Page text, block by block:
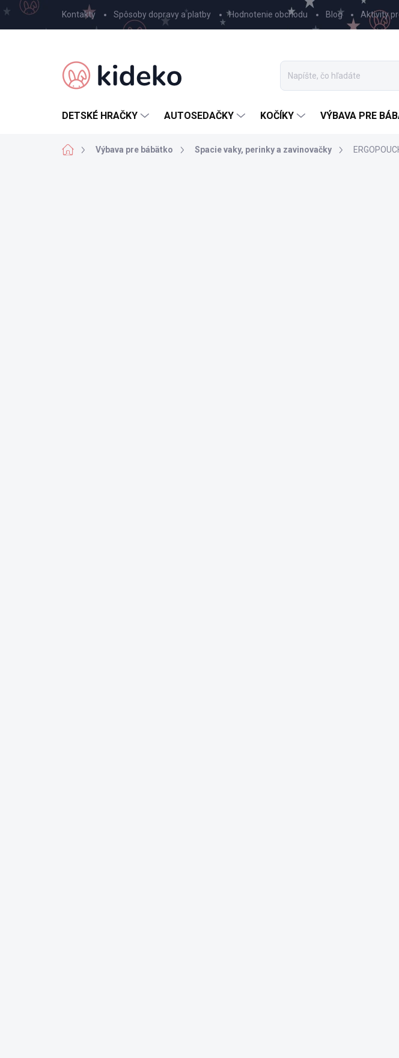
Prejsť
na
obsah
Kontakty Spôsoby dopravy a platby Hodnotenie obchodu Blog Aktivity
DETSKÉ HRAČKY AUTOSEDAČKY KOČÍKY VÝBAVA PRE
DomovVýbava pre bábätko Spacie vaky, perinky a zavinovačky